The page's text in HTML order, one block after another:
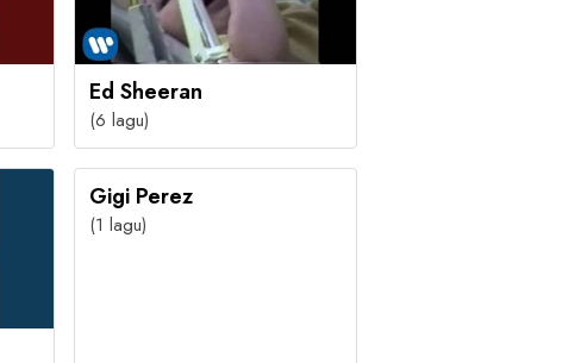
Ed Sheeran
(6 lagu)
Gigi Perez
(1 lagu)